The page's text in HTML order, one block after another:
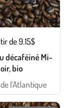
de 9.15$
décaféiné Mi-
bio
l'Atlantique